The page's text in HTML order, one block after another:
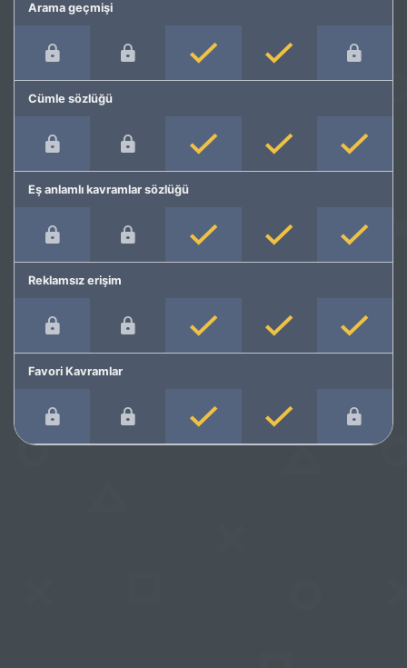
Arama geçmişi
Cümle sözlüğü
Eş anlamlı kavramlar sözlüğü
Reklamsız erişim
Favori Kavramlar